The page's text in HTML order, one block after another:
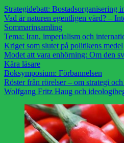
Strategidebatt: Bostadsorganisering
Vad är naturen egentligen värd? –
Sommarinsamling
Tema: Iran, imperialism och
Kriget som slutet på politikens medel
Modet att vara enhörning: Om den
Kära läsare
Boksymposium: Förbannelsen
Röster från rörelser – om strategi
Wolfgang Fritz Haug och